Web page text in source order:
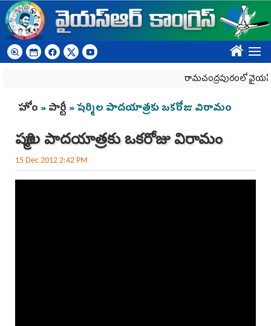
Skip to main content
????
రామచంద్రపురంలో
You are here
హోం »పార్టీ » షర్మిల పాదయాత్రకు ఒకరోజు విరామం
షర్మిల పాదయాత్రకు ఒకరోజు విరామం
15 Dec 2012 2:42 PM